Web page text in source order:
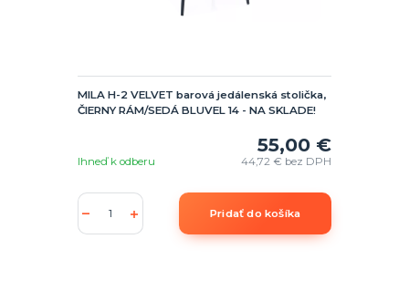
MILA H-2 VELVET barová jedálenská stolička,
ČIERNY RÁM/SEDÁ BLUVEL 14 - NA SKLADE!
55,00 €
44,72 € bez DPH
Ihneď k odberu
Pridať do košíka